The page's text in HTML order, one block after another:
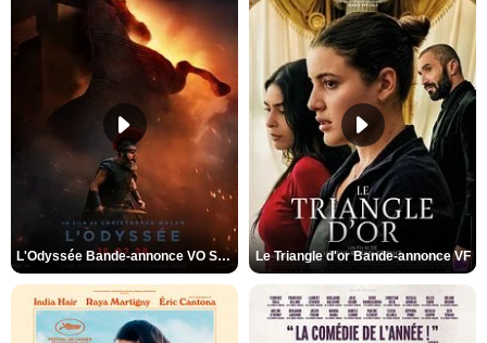
L'Odyssée Bande-annonce VO STFR Le Triangle d'or Bande-annonce VF